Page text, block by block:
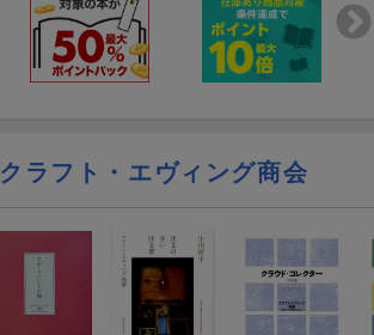
クラフト・エヴィング商会